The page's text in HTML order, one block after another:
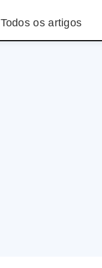
Todos os artigos